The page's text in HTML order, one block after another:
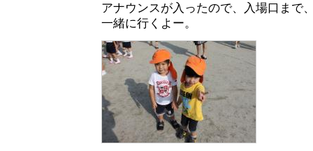
アナウンスが入ったので、入場口まで
一緒に行くよー。